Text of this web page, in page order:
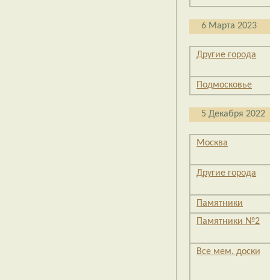
6 Марта 2023
Другие города
Подмосковье
5 Декабря 2022
Москва
Другие города
Памятники
Памятники №2
Все мем. доски